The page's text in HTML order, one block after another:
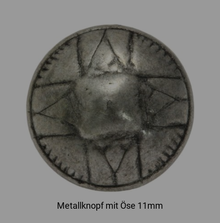
Metallknopf mit Öse 11mm